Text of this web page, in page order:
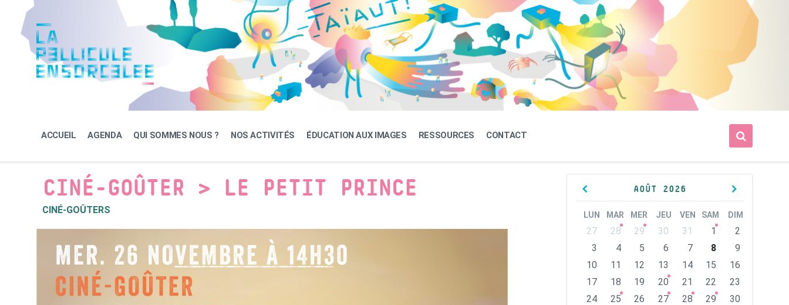
content
navigation
footer
ACCUEIL AGENDA QUI SOMMES NOUS ? NOS ACTIVITÉS ÉDUCATION AUX IMAGES RESSOURCES CONTACT
CINÉ-GOÛTER > LE PETIT PRINCE
CINÉ-GOÛTERS
AOÛT 2026
Previous
Next
LUN MAR MER JEU VEN SAM DIM
Skip
calendar
days
27 28 29 30 31 1
2
3
4 5 6 7 8
9
10
11 12 13 14 15
16
17
18 19 20 21 22
23
24
25 26 27 28 29
30